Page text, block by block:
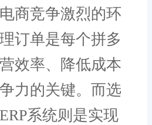
商竞争激烈的环
订单是每个拼多
效率、降低成本
力的关键。而选
系统则是实现